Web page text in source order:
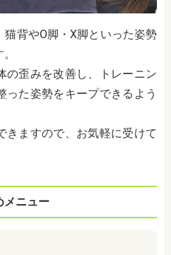
猫背やO脚・X脚といった姿勢
の歪みを改善し、トレーニン
った姿勢をキープできるよう
きますので、お気軽に受けて
メニュー